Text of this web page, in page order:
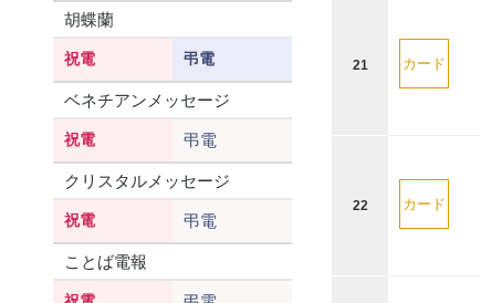
胡蝶蘭
祝電 弔電
ベネチアンメッセージ
祝電 弔電
クリスタルメッセージ
祝電 弔電
ことば電報
21 カード
22 カード